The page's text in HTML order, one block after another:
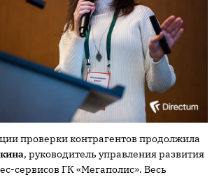
проверки контрагентов продолжила
, руководитель управления развития
сервисов ГК «Мегаполис». Весь